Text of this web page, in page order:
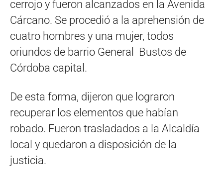
cerrojo y fueron alcanzados en la Avenida
Cárcano. Se procedió a la aprehensión de
cuatro hombres y una mujer, todos
oriundos de barrio General Bustos de
Córdoba capital.
De esta forma, dijeron que lograron
recuperar los elementos que habían
robado. Fueron trasladados a la Alcaldía
local y quedaron a disposición de la
justicia.